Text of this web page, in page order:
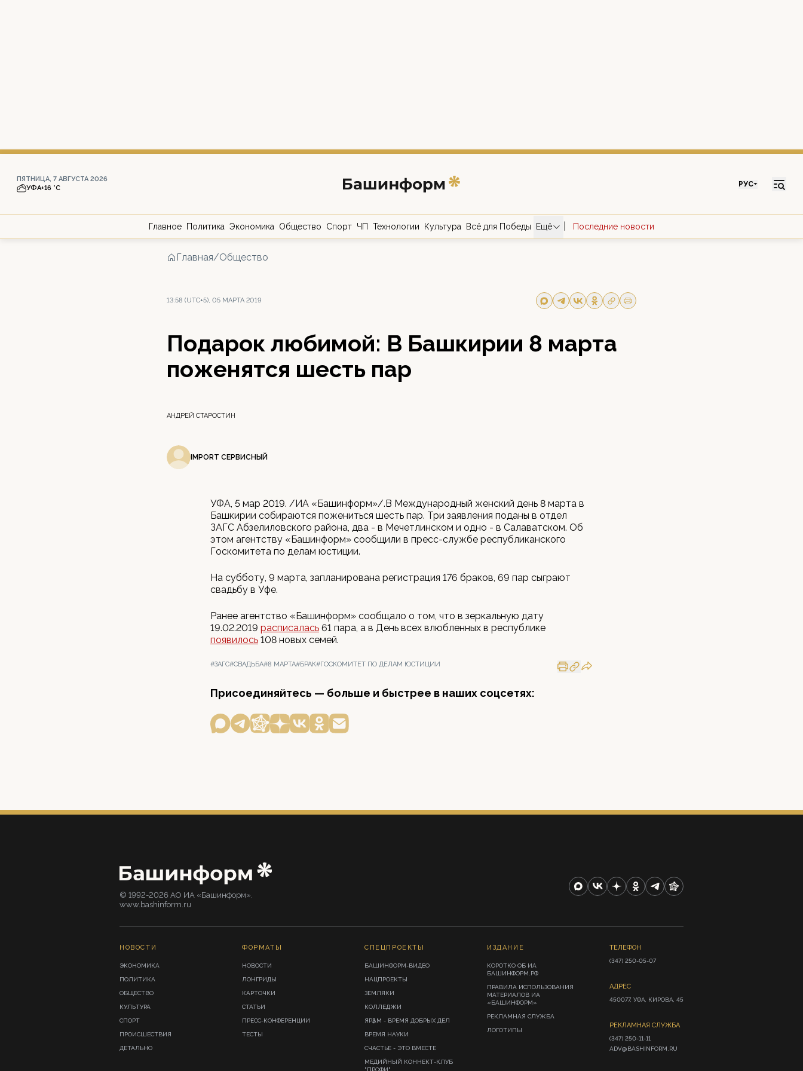
ПЯТНИЦА, 7 АВГУСТА 2026
УФА+16 °С РУС
Главное Политика Экономика Общество Спорт ЧП Технологии Культура Всё для Победы Ещё Последние новости
Главная/Общество
13:58 (UTC+5), 05 МАРТА 2019
Подарок любимой: В Башкирии 8 марта
поженятся шесть пар
АНДРЕЙ СТАРОСТИН
IMPORT СЕРВИСНЫЙ
УФА, 5 мар 2019. /ИА «Башинформ»/.В Международный женский день 8 марта в
Башкирии собираются пожениться шесть пар. Три заявления поданы в отдел
ЗАГС Абзелиловского района, два - в Мечетлинском и одно - в Салаватском. Об
этом агентству «Башинформ» сообщили в пресс-службе республиканского
Госкомитета по делам юстиции.
На субботу, 9 марта, запланирована регистрация 176 браков, 69 пар сыграют
свадьбу в Уфе.
Ранее агентство «Башинформ» сообщало о том, что в зеркальную дату
19.02.2019 расписалась 61 пара, а в День всех влюбленных в республике
появилось 108 новых семей.
#ЗАГС#СВАДЬБА#8 МАРТА#БРАК#ГОСКОМИТЕТ ПО ДЕЛАМ ЮСТИЦИИ
Присоединяйтесь — больше и быстрее в наших соцсетях:
© 1992-2026 АО ИА «Башинформ».
www.bashinform.ru
НОВОСТИ
ЭКОНОМИКА
ПОЛИТИКА
ОБЩЕСТВО
КУЛЬТУРА
СПОРТ
ПРОИСШЕСТВИЯ
ДЕТАЛЬНО
ФОРМАТЫ
НОВОСТИ
ЛОНГРИДЫ
КАРТОЧКИ
СТАТЬИ
ПРЕСС-КОНФЕРЕНЦИИ
ТЕСТЫ
СПЕЦПРОЕКТЫ
БАШИНФОРМ-ВИДЕО
НАЦПРОЕКТЫ
ЗЕМЛЯКИ
КОЛЛЕДЖИ
ЯРҘАМ - ВРЕМЯ ДОБРЫХ ДЕЛ
ВРЕМЯ НАУКИ
СЧАСТЬЕ - ЭТО ВМЕСТЕ
МЕДИЙНЫЙ КОННЕКТ-КЛУБ
"ПРОФИ"
ИЗДАНИЕ
КОРОТКО ОБ ИА
БАШИНФОРМ.РФ
ПРАВИЛА ИСПОЛЬЗОВАНИЯ
МАТЕРИАЛОВ ИА
«БАШИНФОРМ»
РЕКЛАМНАЯ СЛУЖБА
ЛОГОТИПЫ
ТЕЛЕФОН
(347) 250-05-07
АДРЕС
450077, УФА, КИРОВА, 45
РЕКЛАМНАЯ СЛУЖБА
(347) 250-11-11
ADV@BASHINFORM.RU